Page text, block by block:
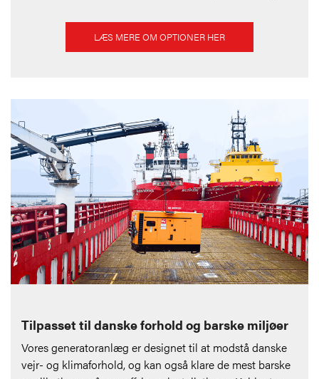
LÆS MERE OM OPTIONER HER
Tilpasset til danske forhold og barske miljøer
Vores generatoranlæg er designet til at modstå danske
vejr- og klimaforhold, og kan også klare de mest barske